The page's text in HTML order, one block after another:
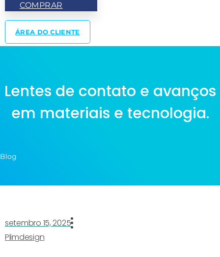
COMPRAR
ÁREA DO CLIENTE
Lentes de contato e avanços
em materiais e tecnologia.
Blog
setembro 15, 2025
Plimdesign